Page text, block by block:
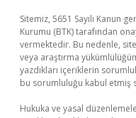
Sitemiz, 5651 Sayılı Kanun
Kurumu (BTK) tarafından
vermektedir. Bu nedenle,
veya araştırma
yazdıkları içeriklerin
bu sorumluluğu kabul etmiş
Hukuka ve yasal